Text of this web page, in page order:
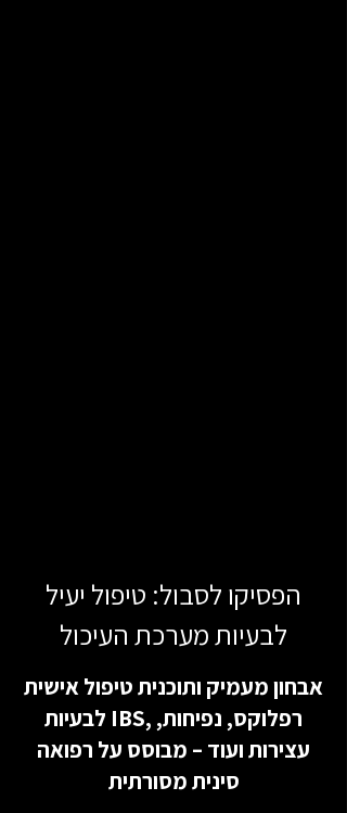
הפסיקו לסבול: טיפול יעיל
לבעיות מערכת העיכול
אבחון מעמיק ותוכנית טיפול אישית
לבעיות IBS, רפלוקס, נפיחות,
עצירות ועוד – מבוסס על רפואה
סינית מסורתית